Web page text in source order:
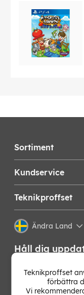
Sortiment
Kundservice
Teknikproffset
Ändra Land
Håll dig
Få de senaste
bästa tipsen från
vårt nyhetsbrev!
Teknikproffset
förbättra
Vi